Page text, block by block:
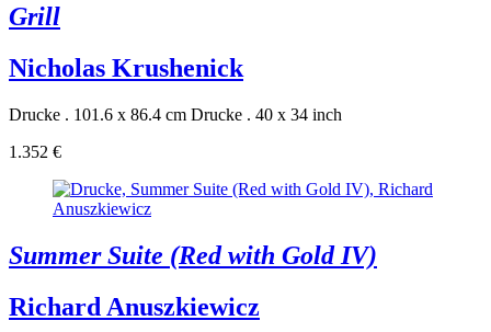
Grill
Nicholas Krushenick
Drucke . 101.6 x 86.4 cm Drucke . 40 x 34 inch
1.352 €
Summer Suite (Red with Gold IV)
Richard Anuszkiewicz